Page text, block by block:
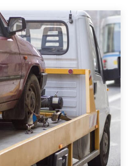
halen door de Sloopauto
Wij kunnen uw
Steyl. Neem telefonisch
terugbelafspraak. Wilt u
auto onderdelen offerte
de Onderdelenlijn! Vul uw
de inkoop van auto's van
Alfa Romeo, Audi, BMW,
Fiat, Ford, Honda, Hyundai,
Mitsubishi, Nissan, Opel,